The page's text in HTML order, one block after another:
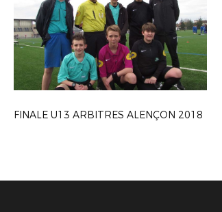
FINALE U13 ARBITRES ALENÇON 2018